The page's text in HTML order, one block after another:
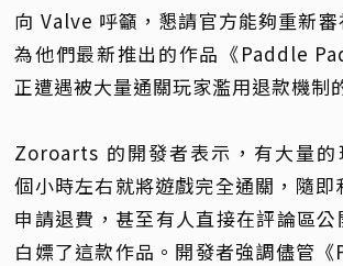
向 Valve 呼籲，懇請官方能夠重新
為他們最新推出的作品《Paddle
正遭遇被大量通關玩家濫用退款機制
Zoroarts 的開發者表示，有大量的
個小時左右就將遊戲完全通關，隨即
申請退費，甚至有人直接在評論區
白嫖了這款作品。開發者強調儘管